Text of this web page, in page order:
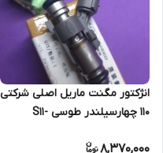
انژکتور مگنت ماریل اصلی شرکتی
110 چهارسیلندر طوسی S11-
8,370,000